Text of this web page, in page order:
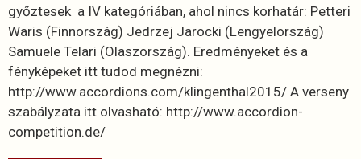
győztesek a IV kategóriában, ahol nincs korhatár: Petteri
Waris (Finnország) Jedrzej Jarocki (Lengyelország)
Samuele Telari (Olaszország). Eredményeket és a
fényképeket itt tudod megnézni:
http://www.accordions.com/klingenthal2015/ A verseny
szabályzata itt olvasható: http://www.accordion-
competition.de/